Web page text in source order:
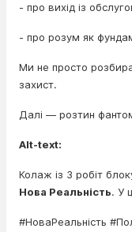
- про вихід із
- про розум як
Ми не просто
захист.
Далі — розтин
Alt-text:
Колаж із 3 робіт
Нова Реальність. У
#НоваРеальність